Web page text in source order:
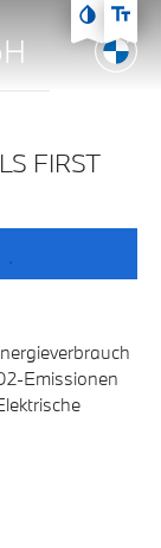
Zum Hauptmenü
Zum Inhalt
FIRST
Emissionen